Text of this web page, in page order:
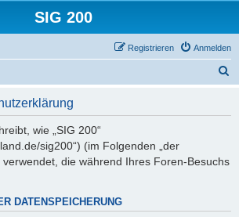
SIG 200
Anmelden
Registrieren
wie „SIG 200“
sig200“) (im Folgenden „der
verwendet, die während Ihres Foren-Besuchs
DATENSPEICHERUNG